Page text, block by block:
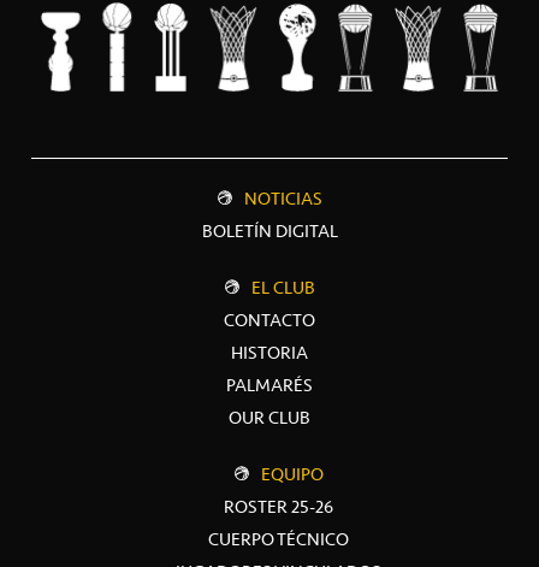
NOTICIAS
BOLETÍN DIGITAL
EL CLUB
CONTACTO
HISTORIA
PALMARÉS
OUR CLUB
EQUIPO
ROSTER 25-26
CUERPO TÉCNICO